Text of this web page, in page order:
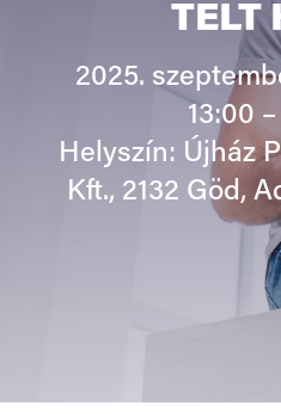
TELT
2025.
13:00
Helyszín: Újház
Kft., 2132 Göd,